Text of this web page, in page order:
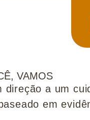
VAMOS
direção a um
em